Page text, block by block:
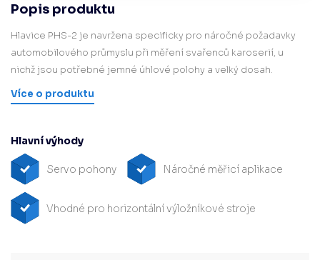
Popis produktu
Hlavice PHS-2 je navržena specificky pro náročné požadavky
automobilového průmyslu při měření svařenců karoserií, u
nichž jsou potřebné jemné úhlové polohy a velký dosah.
Více o produktu
Hlavní výhody
Servo pohony Náročné měřicí aplikace
Vhodné pro horizontální výložníkové stroje